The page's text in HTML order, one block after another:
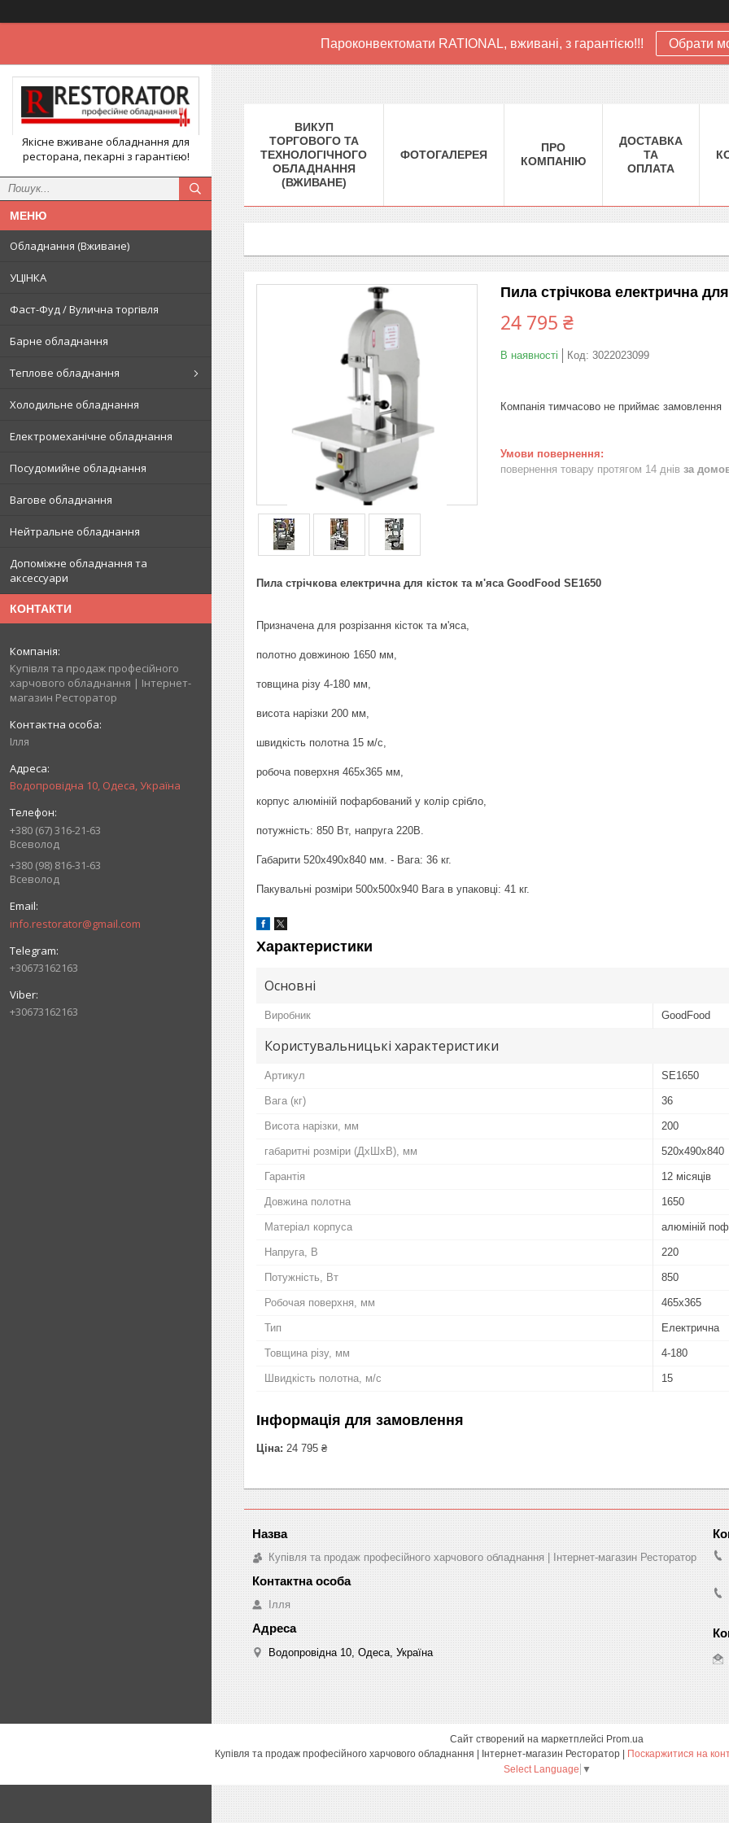
Пароконвектомати RATIONAL, вживані, з гарантією!!! Обрати
Якісне вживане обладнання для
ресторана, пекарні з гарантією!
Обладнання (Вживане)
УЦІНКА
Фаст-Фуд / Вулична торгівля
Барне обладнання
Теплове обладнання
Холодильне обладнання
Електромеханічне обладнання
Посудомийне обладнання
Вагове обладнання
Нейтральне обладнання
Допоміжне обладнання та
аксессуари
КОНТАКТИ
Купівля та продаж професійного
харчового обладнання | Інтернет-
магазин Ресторатор
Ілля
Водопровідна 10, Одеса, Україна
+380 (67) 316-21-63
Всеволод
+380 (98) 816-31-63
Всеволод
info.restorator@gmail.com
+30673162163
+30673162163
ВИКУП
ТОРГОВОГО ТА
ТЕХНОЛОГІЧНОГО
ОБЛАДНАННЯ
(ВЖИВАНЕ)
ФОТОГАЛЕРЕЯ
ПРО
КОМПАНІЮ
ДОСТАВКА
ТА
ОПЛАТА
Пила стрічкова електрична
24 795 ₴
В наявності Код: 3022023099
Компанія тимчасово не приймає замовлення
повернення товару протягом 14 днів за
Пила стрічкова електрична для кісток та м'яса GoodFood SE1650
Призначена для розрізання кісток та м'яса,
полотно довжиною 1650 мм,
товщина різу 4-180 мм,
висота нарізки 200 мм,
швидкість полотна 15 м/с,
робоча поверхня 465х365 мм,
корпус алюміній пофарбований у колір срібло,
потужність: 850 Вт, напруга 220В.
Габарити 520x490x840 мм. - Вага: 36 кг.
Пакувальні розміри 500х500х940 Вага в упаковці: 41 кг.
Характеристики
Основні
Виробник GoodFood
Користувальницькі характеристики
Артикул SE1650
Вага (кг) 36
Висота нарізки, мм 200
габаритні розміри (ДхШхВ), мм 520x490x840
Гарантія 12 місяців
Довжина полотна 1650
Матеріал корпуса алюміній
Напруга, В 220
Потужність, Вт 850
Робочая поверхня, мм 465х365
Тип Електрична
Товщина різу, мм 4-180
Швидкість полотна, м/с 15
Інформація для замовлення
Ціна: 24 795 ₴
Купівля та продаж професійного харчового обладнання | Інтернет-магазин Ресторатор
Ілля
Водопровідна 10, Одеса, Україна
Сайт створений на маркетплейсі Prom.ua
Поскаржитися на
Select Language ▼